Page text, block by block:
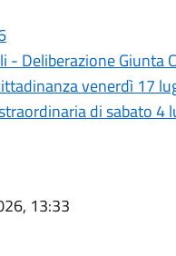
- Deliberazione
venerdì 17
di sabato 4
13:33